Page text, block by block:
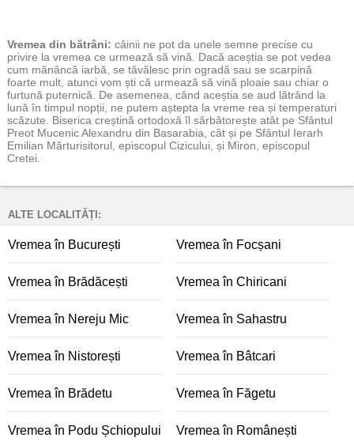
Vremea din bătrâni: câinii ne pot da unele semne precise cu
privire la vremea ce urmează să vină. Dacă aceștia se pot vedea
cum mănâncă iarbă, se tăvălesc prin ogradă sau se scarpină
foarte mult, atunci vom ști că urmează să vină ploaie sau chiar o
furtună puternică. De asemenea, când aceștia se aud lătrând la
lună în timpul nopții, ne putem aștepta la vreme rea și temperaturi
scăzute. Biserica creștină ortodoxă îl sărbătorește atât pe Sfântul
Preot Mucenic Alexandru din Basarabia, cât și pe Sfântul Ierarh
Emilian Mărturisitorul, episcopul Cizicului, și Miron, episcopul
Cretei.
ALTE LOCALITĂȚI:
Vremea în București Vremea în Focșani
Vremea în Brădăcești Vremea în Chiricani
Vremea în Nereju Mic Vremea în Sahastru
Vremea în Nistorești Vremea în Bâtcari
Vremea în Brădetu Vremea în Făgetu
Vremea în Podu Șchiopului Vremea în Românești